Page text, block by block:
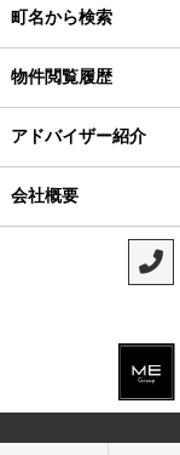
町名から検索
物件閲覧履歴
アドバイザー紹介
会社概要